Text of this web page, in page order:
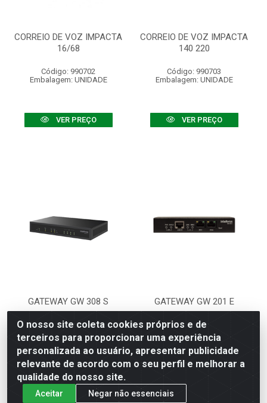
CORREIO DE VOZ IMPACTA
16/68
Código: 990702
Embalagem: UNIDADE
VER PREÇO
CORREIO DE VOZ IMPACTA
140 220
Código: 990703
Embalagem: UNIDADE
VER PREÇO
GATEWAY GW 308 S
Código: 340001
Embalagem: UNIDADE
VER PREÇO
GATEWAY GW 201 E
Código: 340008
Embalagem: UNIDADE
VER PREÇO
O nosso site coleta cookies próprios e de
terceiros para proporcionar uma experiência
personalizada ao usuário, apresentar publicidade
relevante de acordo com o seu perfil e melhorar a
qualidade do nosso site.
Aceitar
Negar não essenciais